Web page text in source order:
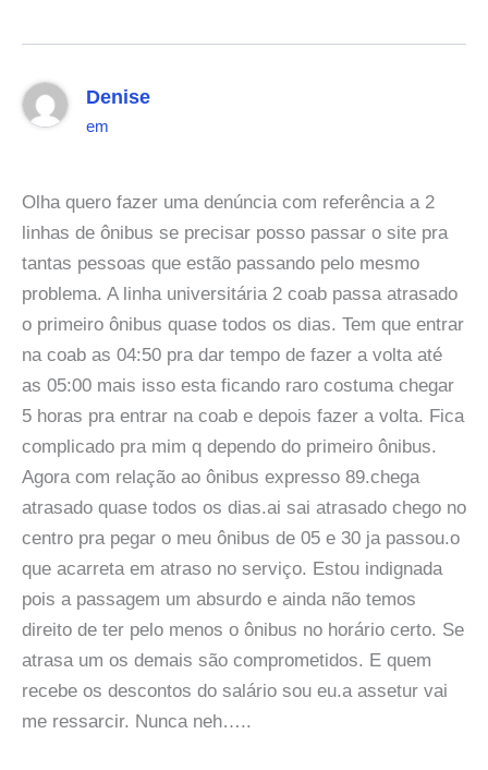
Denise
em
Olha quero fazer uma denúncia com referência a 2
linhas de ônibus se precisar posso passar o site pra
tantas pessoas que estão passando pelo mesmo
problema. A linha universitária 2 coab passa atrasado
o primeiro ônibus quase todos os dias. Tem que entrar
na coab as 04:50 pra dar tempo de fazer a volta até
as 05:00 mais isso esta ficando raro costuma chegar
5 horas pra entrar na coab e depois fazer a volta. Fica
complicado pra mim q dependo do primeiro ônibus.
Agora com relação ao ônibus expresso 89.chega
atrasado quase todos os dias.ai sai atrasado chego no
centro pra pegar o meu ônibus de 05 e 30 ja passou.o
que acarreta em atraso no serviço. Estou indignada
pois a passagem um absurdo e ainda não temos
direito de ter pelo menos o ônibus no horário certo. Se
atrasa um os demais são comprometidos. E quem
recebe os descontos do salário sou eu.a assetur vai
me ressarcir. Nunca neh…..